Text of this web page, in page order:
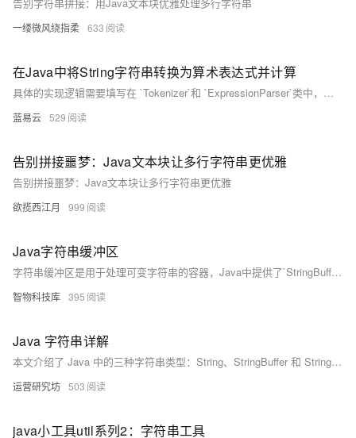
一缕微风绕指柔 633
在Java中将String字符串转换为算术表达式并计算
具体的实现逻辑需要填写在 `Tokenizer`和 `ExpressionParser`类中，这里只提供了大概的框架。在实际实现时 `Tokenizer`应该提供分词逻辑，把输入的字符串转换成Token序列。而 `ExpressionParser`应当通过递归下降的方式依次解析
蓝易云 529
告别拼接噩梦：Java文本块让多行字符串更优雅
告别拼接噩梦：Java文本块让多行字符串更优雅
欲揽西江月 999
Java字符串缓冲区
字符串缓冲区是用于处理可变字符串的容器，Java中提供了`StringBuffer`和`StringBuilder`两种实现。由于`String`类不可变，当需要频繁修改字符串时，使用缓冲区更高效。`StringBuffer`是一个线程安全的容器，支持动态扩展、任意类型数据转为字符串存储，并提供多种操作方法（如`append`、`insert`、`delete`等）。通过这些方法，可以方便地对字符串进行添加、插入、删除等操作，最终将结果转换为字符串。示例代码展示了如何创建缓冲区对象并调用相关方法完成字符串操作。
智物科技库 395
Java 字符串详解
本文介绍了 Java 中的三种字符串类型：String、StringBuffer 和 StringBuilder，详细讲解了它们的区别与使用场景。String 是不可变的字符串常量，线程安全但操作效率较低；StringBuffer 是可变的字符串缓冲区，线程安全但性能稍逊；StringBuilder 同样是可变的字符串缓冲区，但非线程安全，性能更高。文章还列举了三者的常用方法，并总结了它们在不同环境下的适用情况及执行速度对比。
运营研究坊 503
java小工具util系列2：字符串工具